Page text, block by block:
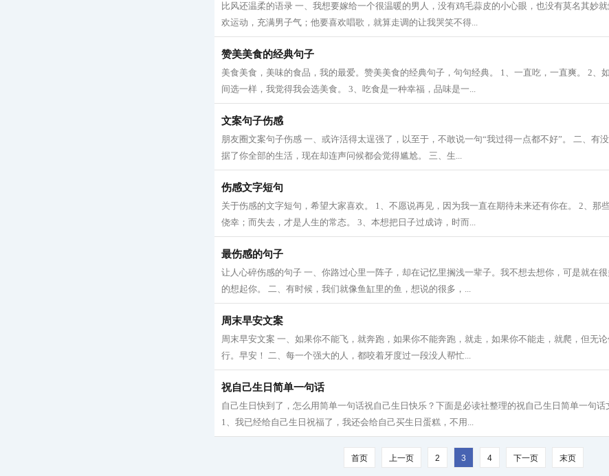
比风还温柔的语录 一、我想要嫁给一个很温暖的男人，没有鸡毛蒜皮的小心眼，也没有莫名其妙
欢运动，充满男子气；他要喜欢唱歌，就算走调的让我哭笑不得...
赞美美食的经典句子
美食美食，美味的食品，我的最爱。赞美美食的经典句子，句句经典。 1、一直吃，一直爽。 2、
间选一样，我觉得我会选美食。 3、吃食是一种幸福，品味是一...
文案句子伤感
朋友圈文案句子伤感 一、或许活得太逞强了，以至于，不敢说一句“我过得一点都不好”。 二、有
据了你全部的生活，现在却连声问候都会觉得尴尬。 三、生...
伤感文字短句
关于伤感的文字短句，希望大家喜欢。 1、不愿说再见，因为我一直在期待未来还有你在。 2、那
侥幸；而失去，才是人生的常态。 3、本想把日子过成诗，时而...
最伤感的句子
让人心碎伤感的句子 一、你路过心里一阵子，却在记忆里搁浅一辈子。我不想去想你，可是就在
的想起你。 二、有时候，我们就像鱼缸里的鱼，想说的很多，...
周末早安文案
周末早安文案 一、如果你不能飞，就奔跑，如果你不能奔跑，就走，如果你不能走，就爬，但无
行。早安！ 二、每一个强大的人，都咬着牙度过一段没人帮忙...
祝自己生日简单一句话
自己生日快到了，怎么用简单一句话祝自己生日快乐？下面是必读社整理的祝自己生日简单一句话
1、我已经给自己生日祝福了，我还会给自己买生日蛋糕，不用...
首页 上一页 2 3 4 下一页 末页